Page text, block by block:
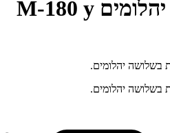
בשלושה יהלומים.
בשלושה יהלומים.